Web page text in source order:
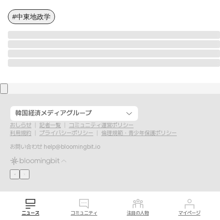
#中東地政学
韓国経済メディアグループ
おしらせ 記者一覧
コミュニティ運営ポリシー
利用規約
プライバシーポリシー
倫理規範・青少年保護ポリシー
お問い合わせ help@bloomingbit.io
ニュース コミュニティ 注目の人物 マイページ